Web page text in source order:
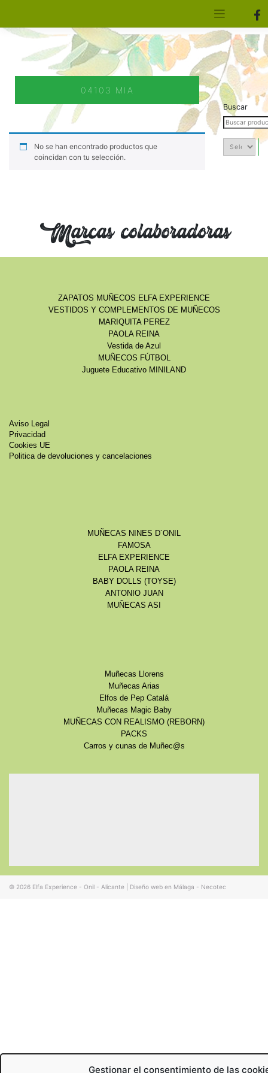
Gestionar el consentimiento de las
04103 MIA
No se han encontrado productos que
coincidan con tu selección.
Buscar
Marcas colaboradoras
ZAPATOS MUÑECOS ELFA EXPERIENCE
VESTIDOS Y COMPLEMENTOS DE MUÑECOS
MARIQUITA PEREZ
PAOLA REINA
Vestida de Azul
MUÑECOS FÚTBOL
Juguete Educativo MINILAND
Aviso Legal
Privacidad
Cookies UE
Politica de devoluciones y cancelaciones
MUÑECAS NINES D´ONIL
FAMOSA
ELFA EXPERIENCE
PAOLA REINA
BABY DOLLS (TOYSE)
ANTONIO JUAN
MUÑECAS ASI
Muñecas Llorens
Muñecas Arias
Elfos de Pep Catalá
Muñecas Magic Baby
MUÑECAS CON REALISMO (REBORN)
PACKS
Carros y cunas de Muñec@s
© 2026 Elfa Experience - Onil - Alicante Diseño web en Málaga - Necotec